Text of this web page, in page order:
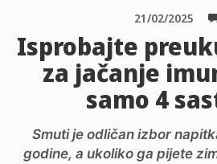
21/02/2025
Isprobajte
za jačanje
samo 4
Smuti je odličan izbor
godine, a ukoliko ga pijete